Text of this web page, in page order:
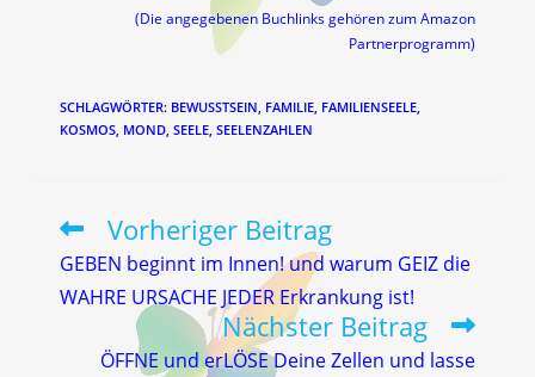
(Die angegebenen Buchlinks gehören zum Amazon
Partnerprogramm)
SCHLAGWÖRTER: BEWUSSTSEIN, FAMILIE, FAMILIENSEELE,
KOSMOS, MOND, SEELE, SEELENZAHLEN
Weitere
ansehen
Vorheriger Beitrag
GEBEN beginnt im Innen! und warum GEIZ die
WAHRE URSACHE JEDER Erkrankung ist!
Nächster Beitrag
ÖFFNE und erLÖSE Deine Zellen und lasse